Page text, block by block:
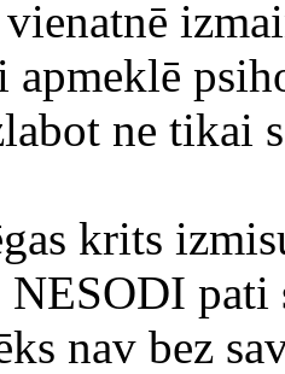
ne tikai
krits
NESODI pati
nav bez